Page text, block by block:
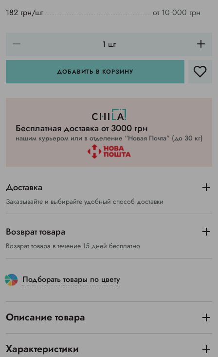
182 грн/шт
от 10 000 грн
ДОБАВИТЬ В КОРЗИНУ
Бесплатная доставка от 3000 грн
нашим курьером или в отделение “Новая Почта” (до 30 кг)
Доставка
Заказывайте и выбирайте удобный способ доставки
Возврат товара
Возврат товара в течение 15 дней бесплатно
Подборать товары по цвету
Описание товара
Характеристики